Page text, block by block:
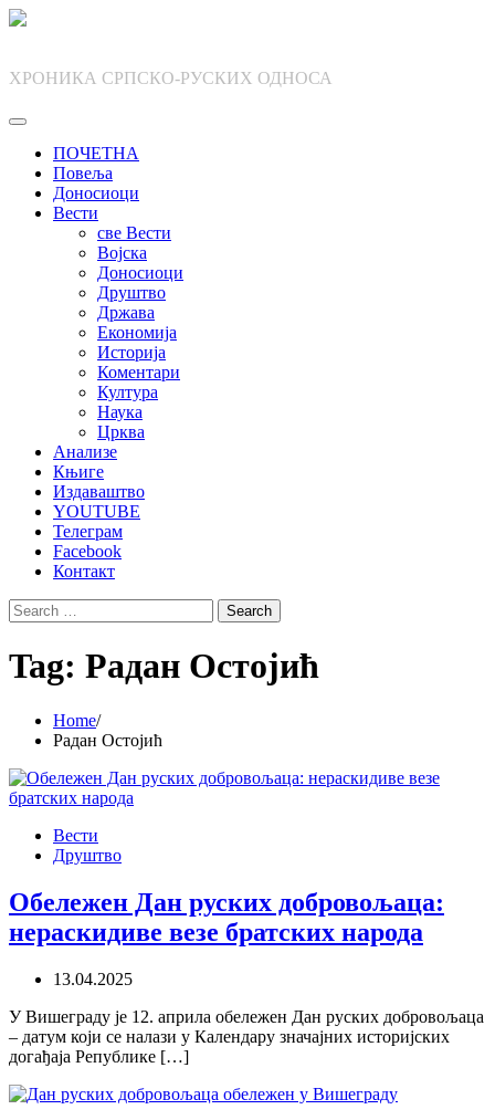
Skip
ХРОНИКА СРПСКО-РУСКИХ ОДНОСА
ПОЧЕТНА
Повеља
Доносиоци
Вести
све Вести
Војска
Доносиоци
Друштво
Држава
Економија
Историја
Коментари
Култура
Наука
Црква
Анализе
Књиге
Издаваштво
YOUTUBE
Телеграм
Facebook
Контакт
Search
for:
Tag: Радан Остојић
Home
Радан Остојић
Вести
Друштво
Обележен Дан руских добровољаца:
нераскидиве везе братских народа
13.04.2025
У Вишеграду је 12. априла обележен Дан руских добровољаца
– датум који се налази у Календару значајних историјских
догађаја Републике […]